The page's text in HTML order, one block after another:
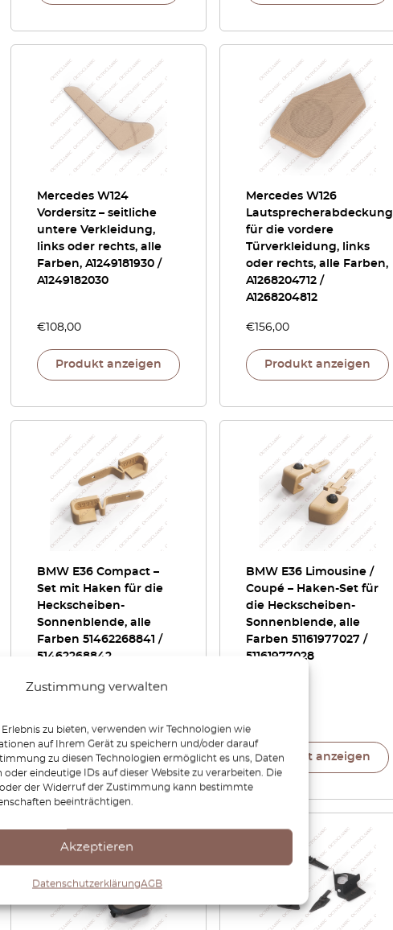
Zustimmung verwalten
zu bieten, verwenden wir Technologien wie
auf Ihrem Gerät zu speichern und/oder darauf
zu diesen Technologien ermöglicht es uns, Daten
eindeutige IDs auf dieser Website zu verarbeiten. Die
der Widerruf der Zustimmung kann bestimmte
beeinträchtigen.
Akzeptieren
DatenschutzerklärungAGB
Mercedes W124
Vordersitz – seitliche
untere Verkleidung,
links oder rechts, alle
Farben, A1249181930 /
A1249182030
€ 108,00
Produkt anzeigen
Mercedes W126
Lautsprecherabdeckung
für die vordere
Türverkleidung, links
oder rechts, alle Farben,
A1268204712 /
A1268204812
€ 156,00
Produkt anzeigen
BMW E36 Compact –
Set mit Haken für die
Heckscheiben-
Sonnenblende, alle
Farben 51462268841 /
51462268842
Produkt anzeigen
BMW E36 Limousine /
Coupé – Haken-Set für
die Heckscheiben-
Sonnenblende, alle
Farben 51161977027 /
51161977028
Produkt anzeigen